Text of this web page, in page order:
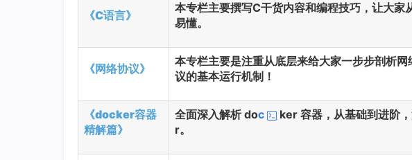
《C语言》
本专栏主要撰写C干货内容和编程技巧，让大
易懂。
《网络协议》
本专栏主要是注重从底层来给大家一步步剖析
议的基本运行机制！
《docker容器
精解篇》
全面深入解析 doc
ker 容器，从基础到进阶
r。